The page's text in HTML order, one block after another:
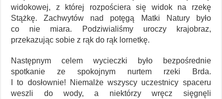
widokowej, z której rozpościera się widok na rzekę
Stążkę. Zachwytów nad potęgą Matki Natury było
co nie miara. Podziwialiśmy uroczy krajobraz,
przekazując sobie z rąk do rąk lornetkę.
Następnym celem wycieczki było bezpośrednie
spotkanie ze spokojnym nurtem rzeki Brda.
I to dosłownie! Niemalże wszyscy uczestnicy spaceru
weszli do wody, a niektórzy wręcz sięgnęli